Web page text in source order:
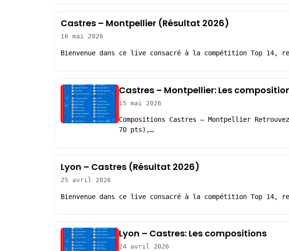
Castres – Montpellier (Résultat 2026)
16 mai 2026
Bienvenue dans ce live consacré à la compétition Top 14,
Castres – Montpellier: Les
15 mai 2026
Compositions Castres – Montpellier
70 pts),…
Lyon – Castres (Résultat 2026)
25 avril 2026
Bienvenue dans ce live consacré à la compétition Top 14,
Lyon – Castres: Les compositions
24 avril 2026